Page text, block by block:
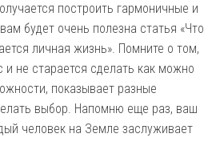
построить гармоничные и
будет очень полезна статья «Что
личная жизнь». Помните о том,
не старается сделать как можно
показывает разные
выбор. Напомню еще раз, ваш
человек на Земле заслуживает